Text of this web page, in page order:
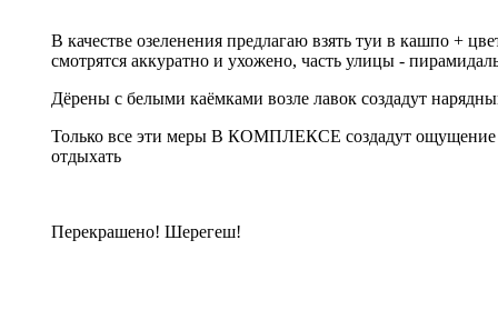
В качестве озеленения предлагаю взять туи в кашпо +
смотрятся аккуратно и ухожено, часть улицы -
Дёрены с белыми каёмками возле лавок создадут
Только все эти меры В КОМПЛЕКСЕ создадут ощущение
отдыхать
Перекрашено! Шерегеш!